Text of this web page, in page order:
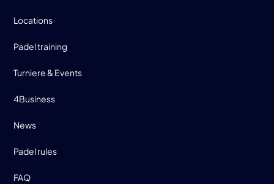
Locations
Padel training
Turniere & Events
4Business
News
Padel rules
FAQ